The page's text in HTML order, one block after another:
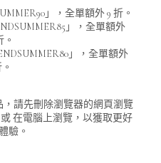
系列」，全單額外 9 折。
」，全單額外
。
」，全單額外
請先刪除瀏覽器的網頁瀏覽
在電腦上瀏覽，以獲取更好
驗。